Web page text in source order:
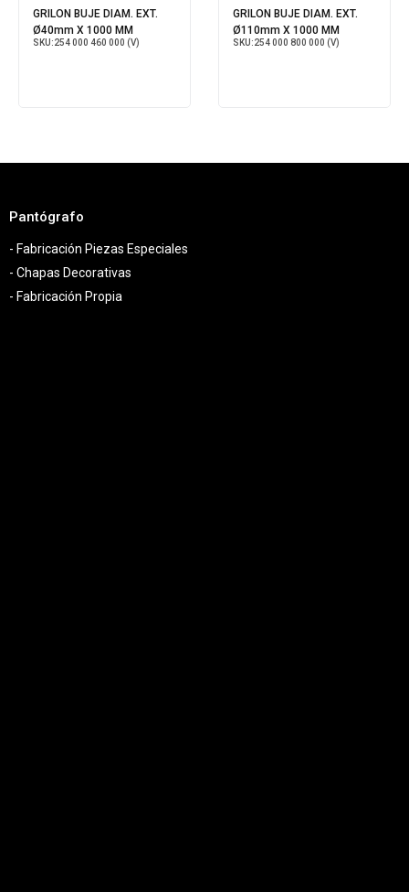
GRILON BUJE DIAM. EXT.
Ø40mm X 1000 MM
SKU:254 000 460 000 (V)
GRILON BUJE DIAM. EXT.
Ø110mm X 1000 MM
SKU:254 000 800 000 (V)
Pantógrafo
- Fabricación Piezas Especiales
- Chapas Decorativas
- Fabricación Propia